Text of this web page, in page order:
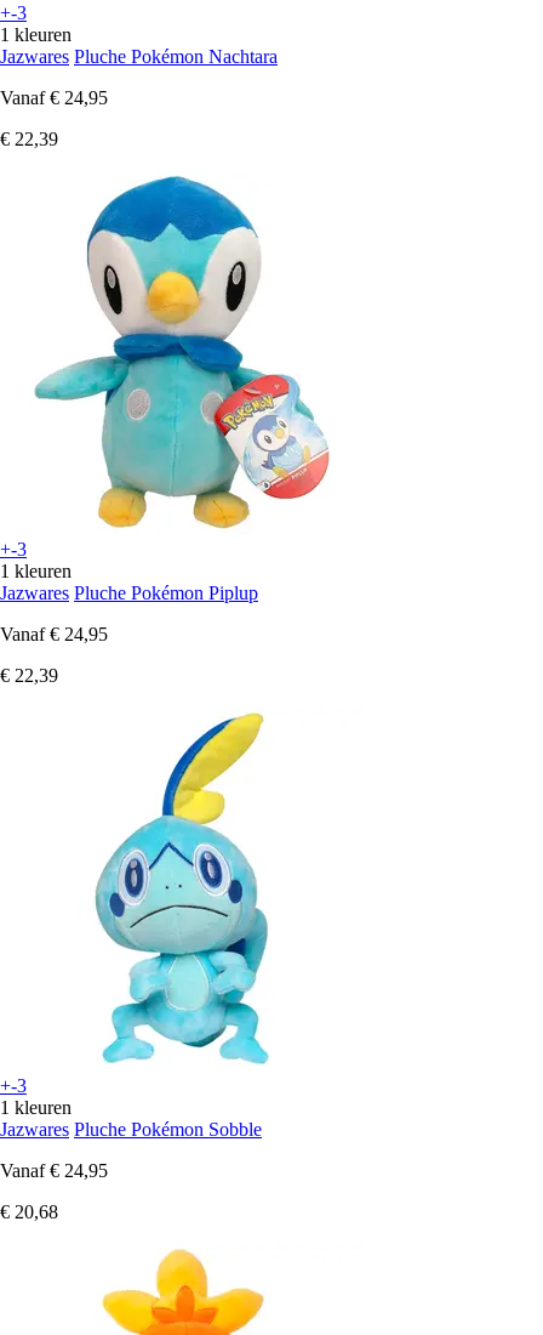
+-3
1 kleuren
Jazwares Pluche Pokémon Nachtara
Vanaf € 24,95
€ 22,39
+-3
1 kleuren
Jazwares Pluche Pokémon Piplup
Vanaf € 24,95
€ 22,39
+-3
1 kleuren
Jazwares Pluche Pokémon Sobble
Vanaf € 24,95
€ 20,68